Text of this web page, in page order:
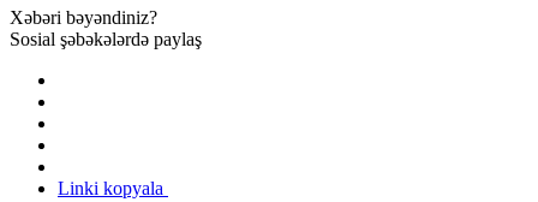
Xəbəri bəyəndiniz?
Sosial şəbəkələrdə paylaş
Linki kopyala